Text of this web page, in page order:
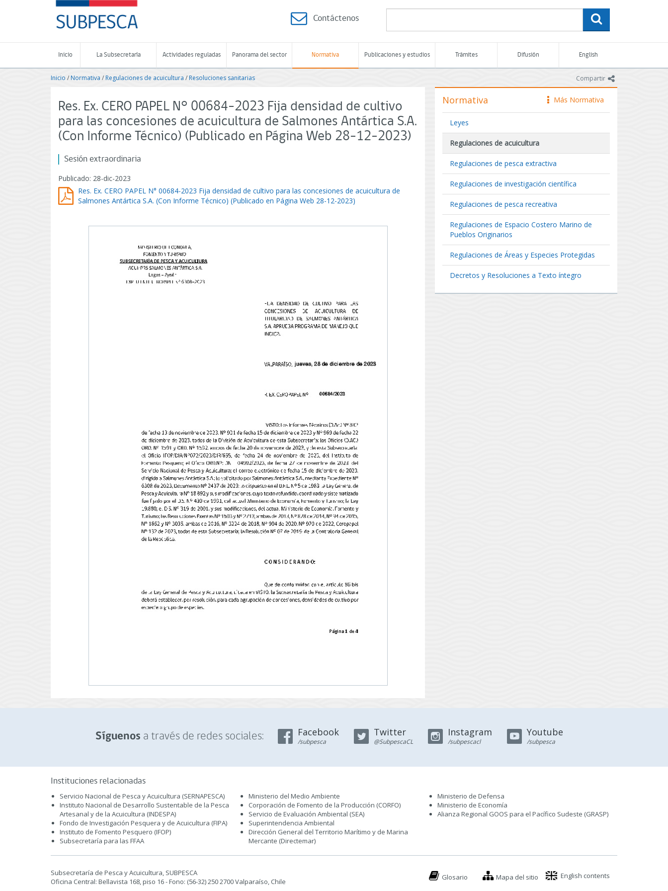
-
Subsecretaría
de
Pesca
Acuicultura
-
de
Chile
Contáctenos
Inicio La Subsecretaría Actividades reguladas Panorama del sector Normativa Publicaciones y estudios Trámites Difusión English
Compartir icono
Inicio /Normativa / Regulaciones de acuicultura /Resoluciones sanitarias
Res. Ex. CERO PAPEL N° 00684-2023 Fija densidad de cultivo
para las concesiones de acuicultura de Salmones Antártica S.A.
(Con Informe Técnico) (Publicado en Página Web 28-12-2023)
Sesión extraordinaria
Publicado: 28-dic-2023
Res. Ex. CERO PAPEL N° 00684-2023 Fija densidad de cultivo para las concesiones de acuicultura de
Salmones Antártica S.A. (Con Informe Técnico) (Publicado en Página Web 28-12-2023)
icono
Más Normativa
Normativa
Leyes
Regulaciones de acuicultura
Regulaciones de pesca extractiva
Regulaciones de investigación científica
Regulaciones de pesca recreativa
Regulaciones de Espacio Costero Marino de
Pueblos Originarios
Regulaciones de Áreas y Especies Protegidas
Decretos y Resoluciones a Texto íntegro
Síguenos a través de redes sociales: Facebook
/subpesca
Twitter
@SubpescaCL
Instagram
/subpescacl
Youtube
/subpesca
Instituciones relacionadas
Servicio Nacional de Pesca y Acuicultura (SERNAPESCA)
Instituto Nacional de Desarrollo Sustentable de la Pesca
Artesanal y de la Acuicultura (INDESPA)
Fondo de Investigación Pesquera y de Acuicultura (FIPA)
Instituto de Fomento Pesquero (IFOP)
Subsecretaría para las FFAA
Ministerio del Medio Ambiente
Corporación de Fomento de la Producción (CORFO)
Servicio de Evaluación Ambiental (SEA)
Superintendencia Ambiental
Dirección General del Territorio Marítimo y de Marina
Mercante (Directemar)
Ministerio de Defensa
Ministerio de Economía
Alianza Regional GOOS para el Pacífico Sudeste (GRASP)
Subsecretaría de Pesca y Acuicultura, SUBPESCA
Oficina Central: Bellavista 168, piso 16 - Fono: (56-32) 250 2700 Valparaíso, Chile
Glosario Mapa del sitio English contents